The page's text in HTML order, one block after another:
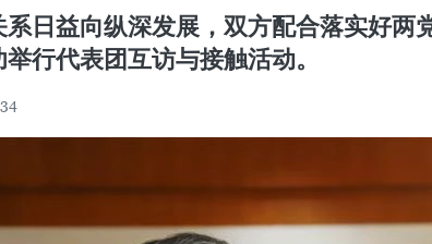
系日益向纵深发展，双方配合落实好
行代表团互访与接触活动。